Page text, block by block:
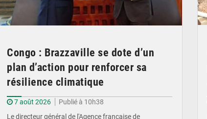
Congo : Brazzaville se dote d’un
plan d’action pour renforcer sa
résilience climatique
7 août 2026
Publié à 10h38
Le directeur général de l'Agence française de